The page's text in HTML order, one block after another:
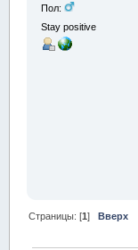
Пол:
Stay positive
Страницы: [1] Вверх